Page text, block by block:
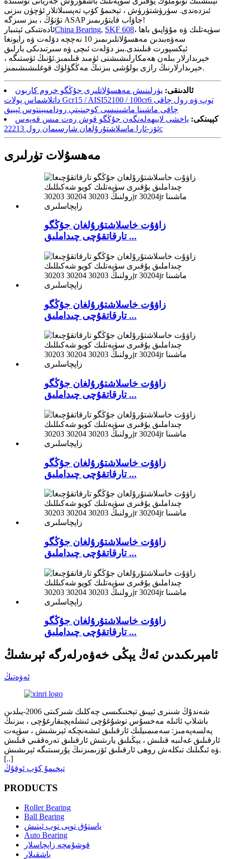
ئىزدەندى. سۈرۈشتۈرۈش ، تېخىمۇ كۆپ تەپسىلاتلار ئۈچۈن بىزنى
تۇتۇڭ ، بىز سىزگە ASAP جاۋاب قايتۇرىمىز!
ئادەتتىكى ئېتىبارChina Bearing, SKF 608، سۈپەتلىك ۋە مۇۋاپىق باھا
سەۋەبىدىن مەھسۇلاتلىرىمىز 10 نەچچە دۆلەت ۋە رايونغا
ئېكسپورت قىلىندى.بىز دۆلەت ئىچى ۋە سىرتىدىكى بارلىق
خېرىدارلار بىلەن ھەمكارلىشىشنى ئۈمىد قىلىمىز.ئۇنىڭ ئۈستىگە ،
خېرىدارلارنىڭ رازى بولۇشى بىزنىڭ مەڭگۈلۈك قوغلىشىشىمىز.
ئالدىنقى: يۈزلىنىش مەھسۇلاتلىرى جۇڭگو خروم كاربون
داتلاشماس پولات Gcr15 / AISI52100 / 100cr6 توپ ۋە رول چاقى
چاقى ماشىنا ماشىنىسى كوجىنېتې رودامىيېنتوس ئېيىق
كېيىنكى: ياخشى لايىھەلەنگەن جۇڭگو قوش رەت مىس قەپەس
ئۆز-ئارا ماسلاشتۇرۇلغان شارسىمان رول 22213c
مەھسۇلات تۈرلىرى
زاۋۇت خاسلاشتۇرۇلغان جۇڭگو
تارقاتقۇچى چىداملىق ...
زاۋۇت خاسلاشتۇرۇلغان جۇڭگو
تارقاتقۇچى چىداملىق ...
زاۋۇت خاسلاشتۇرۇلغان جۇڭگو
تارقاتقۇچى چىداملىق ...
زاۋۇت خاسلاشتۇرۇلغان جۇڭگو
تارقاتقۇچى چىداملىق ...
زاۋۇت خاسلاشتۇرۇلغان جۇڭگو
تارقاتقۇچى چىداملىق ...
زاۋۇت خاسلاشتۇرۇلغان جۇڭگو
تارقاتقۇچى چىداملىق ...
ئامېرىكىدىن ئەڭ يېڭى خەۋەرلەرگە ئېرىشىڭ
ئەۋەتىڭ
شەندۇڭ شىنرى ئېيىق تېخنىكىسى چەكلىك شىركىتى 2006-يىلدىن
باشلاپ ئائىلە مەخسۇس توشۇغۇچى ئىشلەپچىقارغۇچى ، بىزنىڭ
پەلسەپەمىز: سەمىمىيلىك ئارقىلىق ئىشەنچكە ئېرىشىش ، سۈپەت
ئارقىلىق غەلىبە قىلىش ، يېڭىلىق يارىتىش ئارقىلىق تەرەققىي قىلىش
ۋە ئىگىلىك تىكلەش روھى ئارقىلىق ئۆزىمىزنىڭ پۇرسىتىگە ئېرىشىش.
[..]
تېخىمۇ كۆپ ئوقۇڭ
PRODUCTS
Roller Bearing
Ball Bearing
ياستۇق توپى توپ ئېتىش
Auto Bearing
قوشۇمچە زاپچاسلار
باشقىلار